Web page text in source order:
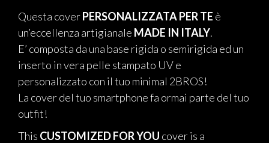
Questa coverPERSONALIZZATA PER TE è
un’eccellenza artigianale MADE IN ITALY.
E’ composta da una base rigida o semirigida ed un
inserto in vera pelle stampato UV e
personalizzato con il tuo minimal 2BROS!
La cover del tuo smartphone fa ormai parte del tuo
outfit!
This CUSTOMIZED FOR YOU cover is a